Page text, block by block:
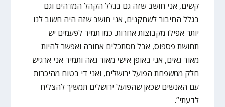
קשים, אני חושב שזה גם בגלל הקהל המדהים וגם
בגלל החיבור לשחקנים, אני חושב שזה היה חשוב לנו
יותר אפילו מקבוצות אחרות. כמו תמיד לפעמים יש
תחושת פספוס, אבל מסתכלים אחורה ואפשר להיות
מאוד גאים, אני באופן אישי מאוד גאה ותמיד אני ארגיש
חלק ממשפחת הפועל ירושלים, ואני די בטוח מהיכרות
עם האנשים שכאן שהפועל ירושלים תמשיך להצליח
לדעתי”.